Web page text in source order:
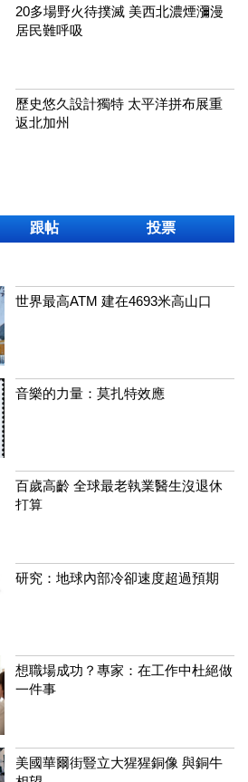
20多場野火待撲滅 美西北濃煙瀰漫
居民難呼吸
歷史悠久設計獨特 太平洋拼布展重
返北加州
跟帖 投票
世界最高ATM 建在4693米高山口
音樂的力量：莫扎特效應
百歲高齡 全球最老執業醫生沒退休
打算
研究：地球內部冷卻速度超過預期
想職場成功？專家：在工作中杜絕做
一件事
美國華爾街豎立大猩猩銅像 與銅牛